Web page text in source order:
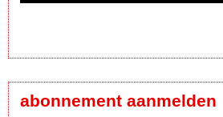
abonnement aanmelden